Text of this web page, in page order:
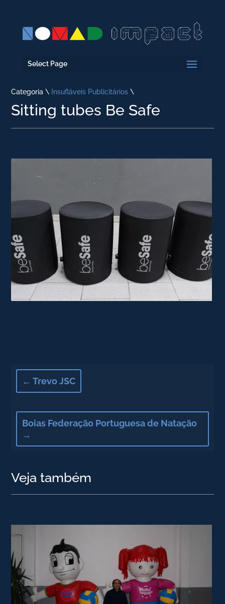
Select Page
Categoria \ Insufláveis Publicitários \
Sitting tubes Be Safe
←Trevo JSC
Boias Federação Portuguesa de Natação
→
Veja também